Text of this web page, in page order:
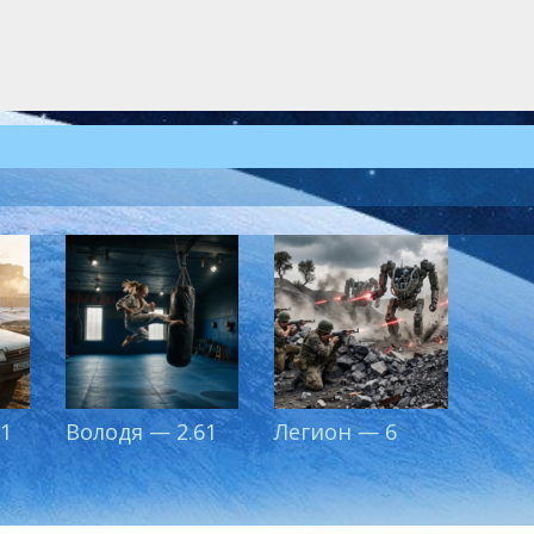
Володя — 2.61 Легион — 6